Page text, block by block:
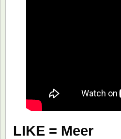
LIKE = Meer